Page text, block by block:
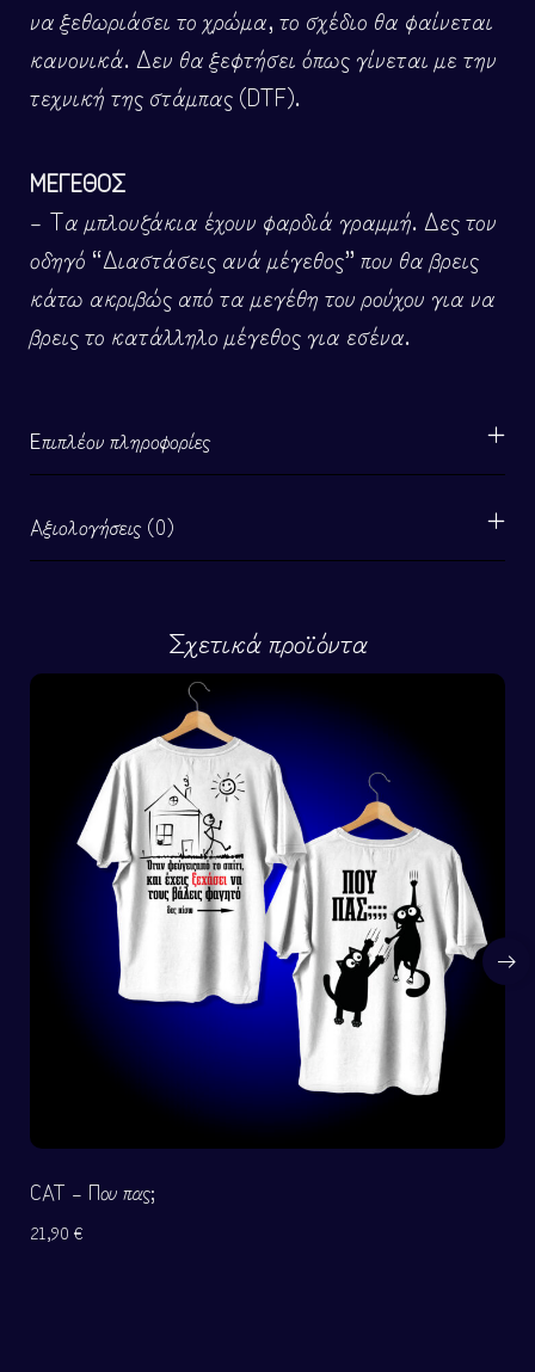
να ξεθωριάσει το χρώμα, το σχέδιο θα φαίνεται
κανονικά. Δεν θα ξεφτήσει όπως γίνεται με την
τεχνική της στάμπας (DTF).
ΜΕΓΕΘΟΣ
– Τα μπλουζάκια έχουν φαρδιά γραμμή. Δες τον
οδηγό “Διαστάσεις ανά μέγεθος” που θα βρεις
κάτω ακριβώς από τα μεγέθη του ρούχου για να
βρεις το κατάλληλο μέγεθος για εσένα.
Επιπλέον πληροφορίες
Αξιολογήσεις (0)
Σχετικά προϊόντα
CAT – Που πας;
21,90 €